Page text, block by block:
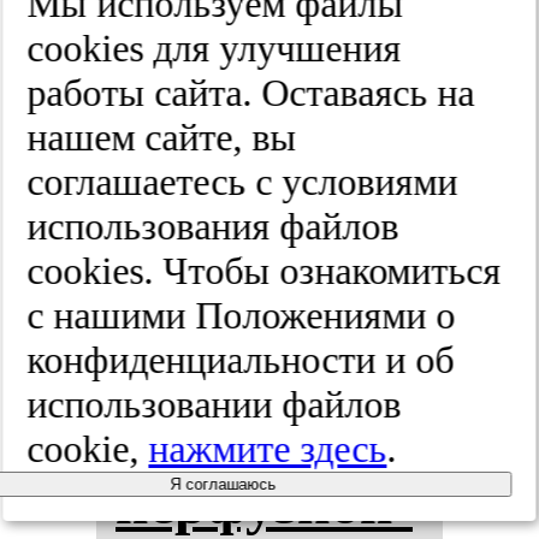
Спец­вы­пус­
ки.
2025;(8-2):74-80
По­вы­ше­
ние дос­туп­
нос­ти ре­
пер­фу­зи­он­
cооkies для улучшения
работы сайта. Оставаясь на
нашем сайте, вы
соглашаетесь с условиями
использования файлов
cооkies. Чтобы ознакомиться
с нашими Положениями о
конфиденциальности и об
использовании файлов
cookie,нажмите здесь.
Я соглашаюсь